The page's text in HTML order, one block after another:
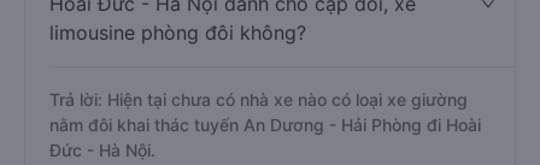
limousine phòng đôi không?
Trả lời: Hiện tại chưa có nhà xe nào có loại xe giường
nằm đôi khai thác tuyến An Dương - Hải Phòng đi Hoài
Đức - Hà Nội.